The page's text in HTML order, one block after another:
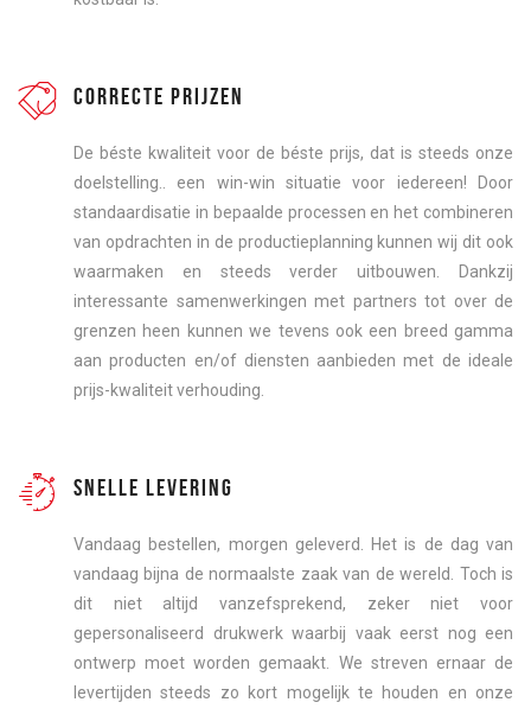
CORRECTE PRIJZEN
De béste kwaliteit voor de béste prijs, dat is steeds onze
doelstelling.. een win-win situatie voor iedereen! Door
standaardisatie in bepaalde processen en het combineren
van opdrachten in de productieplanning kunnen wij dit ook
waarmaken en steeds verder uitbouwen. Dankzij
interessante samenwerkingen met partners tot over de
grenzen heen kunnen we tevens ook een breed gamma
aan producten en/of diensten aanbieden met de ideale
prijs-kwaliteit verhouding.
SNELLE LEVERING
Vandaag bestellen, morgen geleverd. Het is de dag van
vandaag bijna de normaalste zaak van de wereld. Toch is
dit niet altijd vanzefsprekend, zeker niet voor
gepersonaliseerd drukwerk waarbij vaak eerst nog een
ontwerp moet worden gemaakt. We streven ernaar de
levertijden steeds zo kort mogelijk te houden en onze